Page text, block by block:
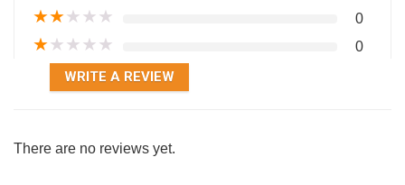
★★★★★ 0
★★★★★ 0
WRITE A REVIEW
There are no reviews yet.